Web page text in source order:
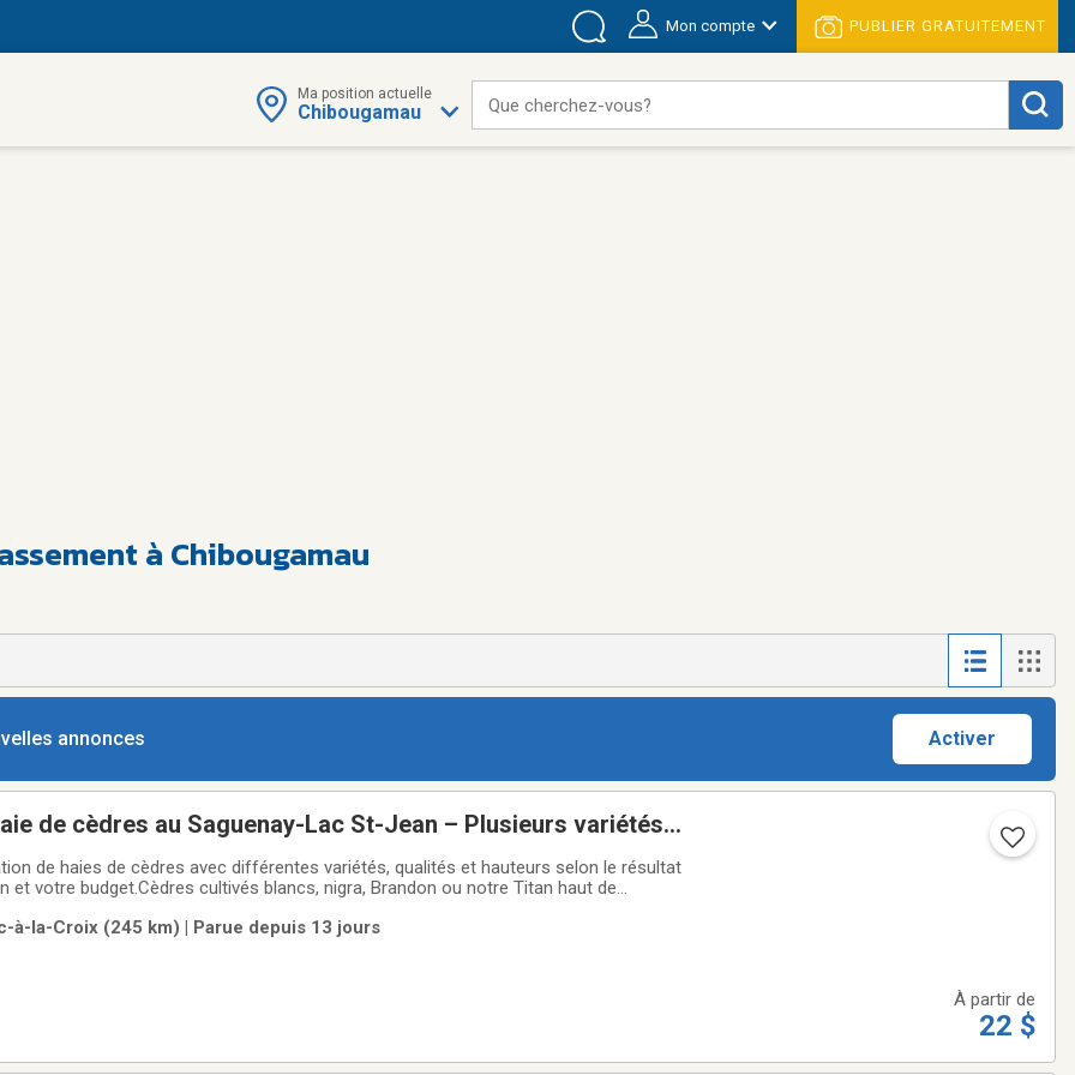
Mon compte PUBLIER GRATUITEMENT
Ma position actuelle
Chibougamau Que cherchez-vous?
à Chibougamau
annonces Activer
de cèdres au Saguenay-Lac St-Jean – Plusieurs variétés
de haies de cèdres avec différentes variétés, qualités et hauteurs selon le résultat
et votre budget.Cèdres cultivés blancs, nigra, Brandon ou notre Titan haut de
estimation
à-la-Croix (245 km) | Parue depuis 13 jours
À partir de
22 $